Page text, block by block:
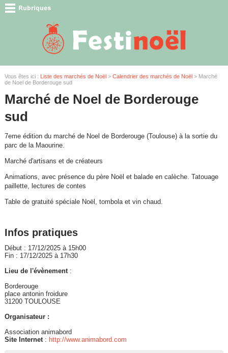
Vous êtes ici : Liste des marchés de Noël> Calendrier des marchés de Noël> Marché
de Noel de Borderouge sud
Marché de Noel de Borderouge
sud
7eme édition du marché de Noel de Borderouge (Toulouse) à la sortie du
parc de la Maourine.
Marché d'artisans et de créateurs
Animations, avec présence du père Noël et balade en calèche. Tatouage
paillette, lectures de contes
Table de gratuité spéciale Noël, tombola et vin chaud.
Infos pratiques
Début : 17/12/2025 à 15h00
Fin : 17/12/2025 à 17h30
Lieu de l'évènement:
Borderouge
place antonin froidure
31200 TOULOUSE
Organisateur :
Association animabord
Site Internet: http://www.animabord.com